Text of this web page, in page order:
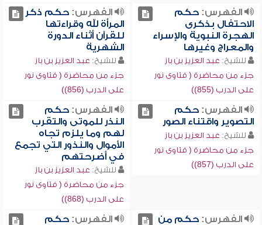
الفهرس:حكم
الاحتفال بذكرى
الهجرة النبوية والإسراء
والمعراج وغيرها
للشيخ: عبد العزيز بن باز
جزء من محاضرة ( فتاوى نور
على الدرب (855))
الفهرس:حكم ذكر
المرأة لله وقراءتها
للقرآن أثناء الدورة
الشهرية
للشيخ: عبد العزيز بن باز
جزء من محاضرة ( فتاوى نور
على الدرب (856))
الفهرس:حكم
التصوير واقتناء الصور
للشيخ: عبد العزيز بن باز
جزء من محاضرة ( فتاوى نور
على الدرب (857))
الفهرس:حكم
النذر للموتى والتقرب
لهم وما يلزم تجاه
الأموال والنذور التي تجمع
في أضرحتهم
للشيخ: عبد العزيز بن باز
جزء من محاضرة ( فتاوى نور
على الدرب (868))
الفهرس:حكم من
الفهرس:حكم